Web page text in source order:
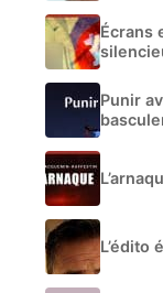
Écrans
Punir
L’édito